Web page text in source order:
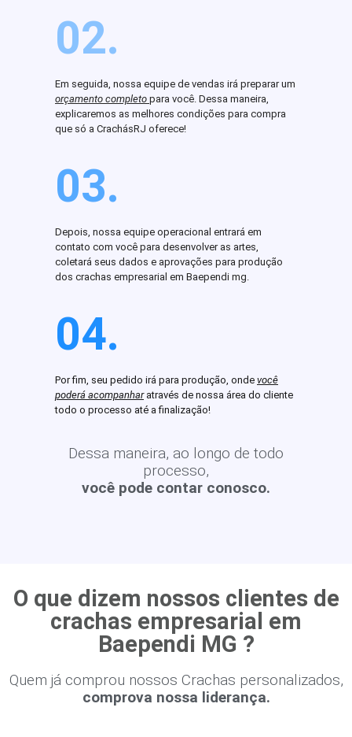
02.
Em seguida, nossa equipe de vendas irá preparar um
orçamento completo para você. Dessa maneira,
explicaremos as melhores condições para compra
que só a CrachásRJ oferece!
03.
Depois, nossa equipe operacional entrará em
contato com você para desenvolver as artes,
coletará seus dados e aprovações para produção
dos crachas empresarial em Baependi mg.
04.
Por fim, seu pedido irá para produção, onde você
poderá acompanharatravés de nossa área do cliente
todo o processo até a finalização!
Dessa maneira, ao longo de todo
processo,
você pode contar conosco.
O que dizem nossos clientes de
crachas empresarial em
Baependi MG ?
Quem já comprou nossos Crachas personalizados,
comprova nossa liderança.